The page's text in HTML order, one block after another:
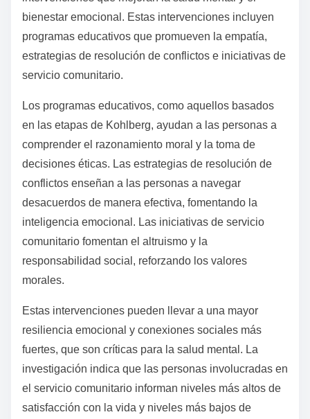
tratamiento más efectivos y personalizados que
apoyen el crecimiento de la salud mental.
¿Qué intervenciones específicas se pueden derivar de las
teorías del desarrollo moral?
Las teorías del desarrollo moral informan
intervenciones que mejoran la salud mental y el
bienestar emocional. Estas intervenciones incluyen
programas educativos que promueven la empatía,
estrategias de resolución de conflictos e iniciativas de
servicio comunitario.
conflictos enseñan a las personas a navegar
desacuerdos de manera efectiva, fomentando la
inteligencia emocional. Las iniciativas de servicio
comunitario fomentan el altruismo y la
responsabilidad social, reforzando los valores
morales.